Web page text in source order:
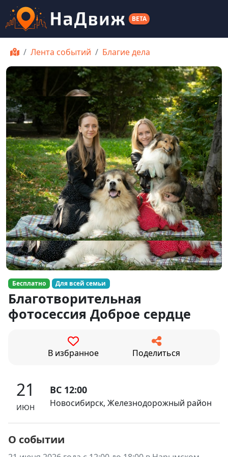
BETA
Лента событий Благие дела
Бесплатно Для всей семьи
Благотворительная
фотосессия Доброе сердце
В избранное Поделиться
21
ИЮН
ВС 12:00
Новосибирск, Железнодорожный район
О событии